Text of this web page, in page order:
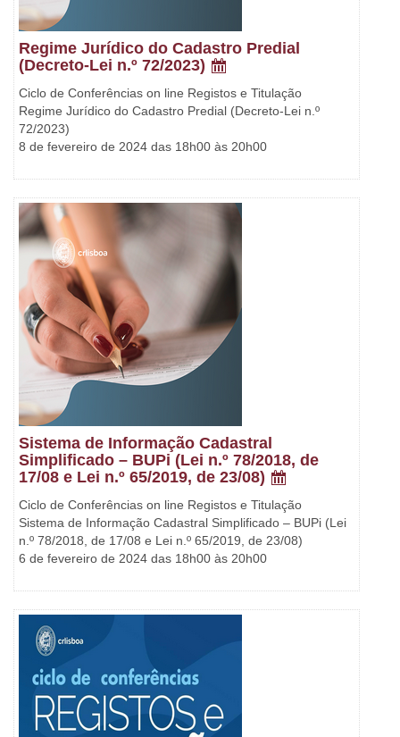
Regime Jurídico do Cadastro Predial
(Decreto-Lei n.º 72/2023)
Ciclo de Conferências on line Registos e Titulação
Regime Jurídico do Cadastro Predial (Decreto-Lei n.º
72/2023)
8 de fevereiro de 2024 das 18h00 às 20h00
Sistema de Informação Cadastral
Simplificado – BUPi (Lei n.º 78/2018, de
17/08 e Lei n.º 65/2019, de 23/08)
Ciclo de Conferências on line Registos e Titulação
Sistema de Informação Cadastral Simplificado – BUPi (Lei
n.º 78/2018, de 17/08 e Lei n.º 65/2019, de 23/08)
6 de fevereiro de 2024 das 18h00 às 20h00